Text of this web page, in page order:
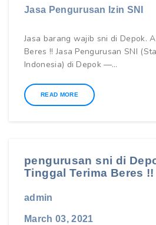
Jasa Pengurusan Izin SNI
Jasa barang wajib sni di Depok.
Beres !! Jasa Pengurusan SNI
Indonesia) di Depok —…
READ MORE
pengurusan sni di
Tinggal Terima Beres !!
admin
March 03, 2021